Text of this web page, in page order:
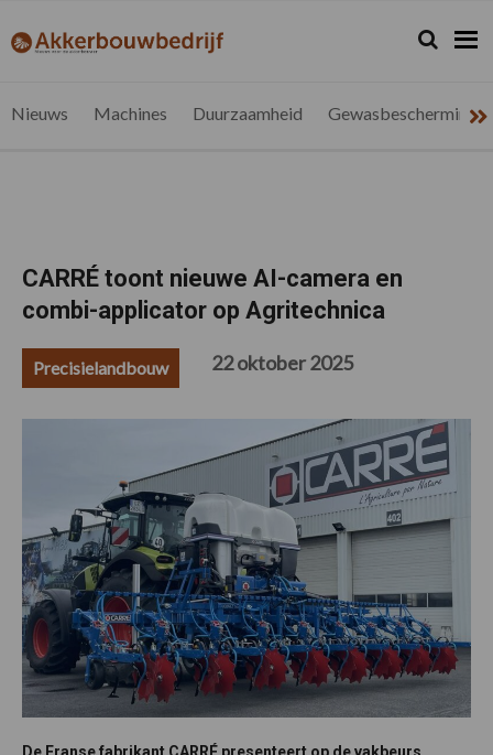
de
de
de
de
akkerbouwbedrijf.be
Nieuws
Zoeken...
Zoek
Nieuws Machines Duurzaamheid Gewasbescherming
CARRÉ toont nieuwe AI-camera en
combi-applicator op Agritechnica
Precisielandbouw 22 oktober 2025